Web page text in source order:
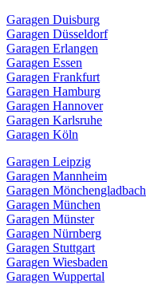
Garagen Duisburg
Garagen Düsseldorf
Garagen Erlangen
Garagen Essen
Garagen Frankfurt
Garagen Hamburg
Garagen Hannover
Garagen Karlsruhe
Garagen Köln
Garagen Leipzig
Garagen Mannheim
Garagen Mönchengladbach
Garagen München
Garagen Münster
Garagen Nürnberg
Garagen Stuttgart
Garagen Wiesbaden
Garagen Wuppertal